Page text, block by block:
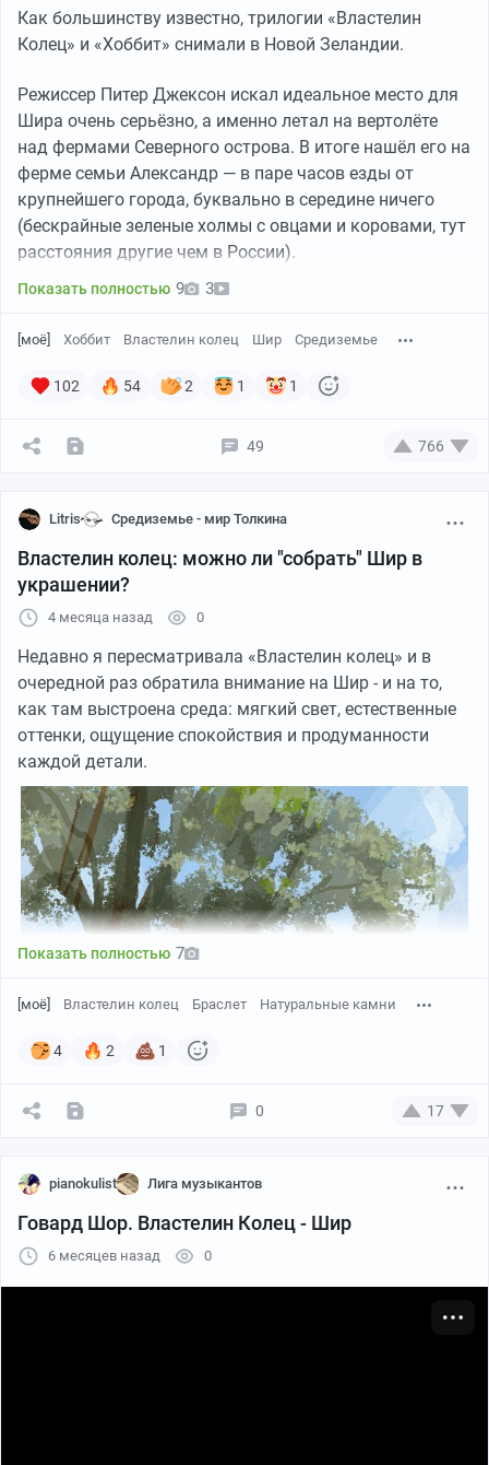
Как большинству известно, трилогии «Властелин
Колец» и «Хоббит» снимали в Новой Зеландии.
Режиссер Питер Джексон искал идеальное место для
Шира очень серьёзно, а именно летал на вертолёте
над фермами Северного острова. В итоге нашёл его на
ферме семьи Александр — в паре часов езды от
крупнейшего города, буквально в середине ничего
(бескрайные зеленые холмы с овцами и коровами, тут
расстояния другие чем в России).
Показать полностью 9 3
[моё] Хоббит Властелин колец Шир Средиземье
102 54 2 1 1
49 766
Litris Средиземье - мир Толкина
Властелин колец: можно ли "собрать" Шир в
украшении?
4 месяца назад 0
Недавно я пересматривала «Властелин колец» и в
очередной раз обратила внимание на Шир - и на то,
как там выстроена среда: мягкий свет, естественные
оттенки, ощущение спокойствия и продуманности
каждой детали.
Показать полностью 7
[моё] Властелин колец Браслет Натуральные камни
4 2 1
0 17
pianokulist Лига музыкантов
Говард Шор. Властелин Колец - Шир
6 месяцев назад 0